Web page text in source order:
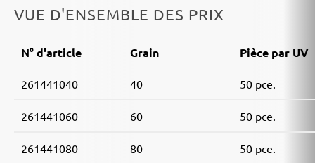
VUE D'ENSEMBLE DES PRIX
N° d'article Grain Pièce par UV
261441040 40 50 pce.
261441060 60 50 pce.
261441080 80 50 pce.